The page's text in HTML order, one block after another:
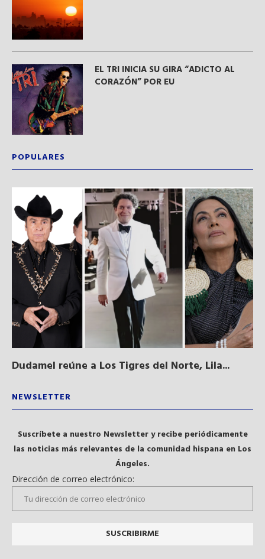
EL TRI INICIA SU GIRA “ADICTO AL
CORAZÓN” POR EU
POPULARES
Dudamel reúne a Los Tigres del Norte, Lila...
NEWSLETTER
Suscríbete a nuestro Newsletter y recibe periódicamente
las noticias más relevantes de la comunidad hispana en Los
Ángeles.
Dirección de correo electrónico: